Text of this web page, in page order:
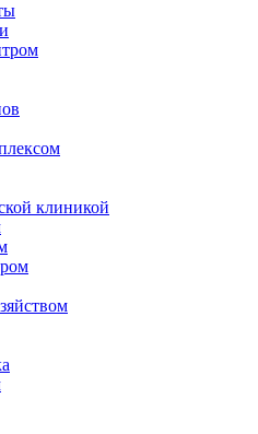
клиникой